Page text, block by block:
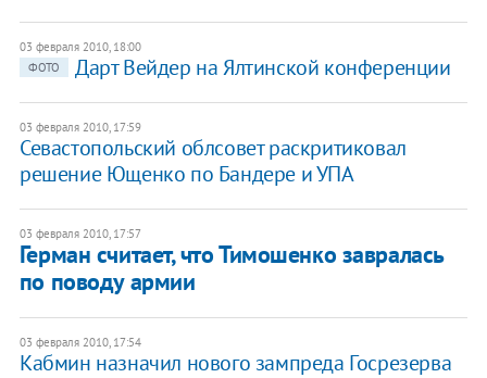
03 февраля 2010, 18:00
ФОТО
Дарт Вейдер на Ялтинской конференции
03 февраля 2010, 17:59
Севастопольский облсовет раскритиковал
решение Ющенко по Бандере и УПА
03 февраля 2010, 17:57
Герман считает, что Тимошенко завралась
по поводу армии
03 февраля 2010, 17:54
Кабмин назначил нового зампреда Госрезерва